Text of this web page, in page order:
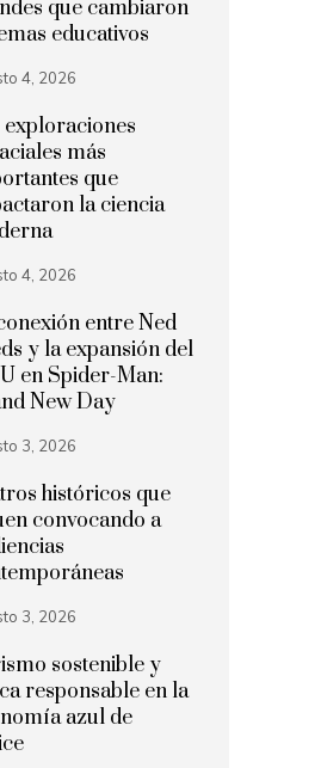
que cambiaron
educativos
4, 2026
exploraciones
más
que
la ciencia
4, 2026
entre Ned
y la expansión del
en Spider-Man:
New Day
3, 2026
históricos que
convocando a
3, 2026
sostenible y
responsable en la
azul de